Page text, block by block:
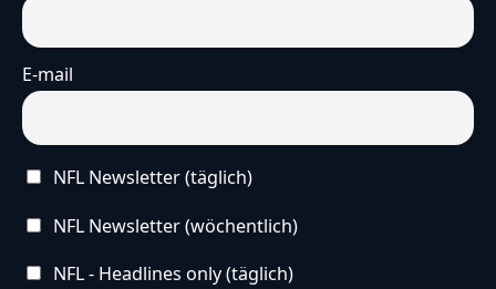
E-mail
NFL Newsletter (täglich)
NFL Newsletter (wöchentlich)
NFL - Headlines only (täglich)